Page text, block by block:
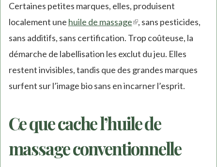
Certaines petites marques, elles, produisent
localement une huile de massage(link
is
external)
, sans pesticides,
sans additifs, sans certification. Trop coûteuse, la
démarche de labellisation les exclut du jeu. Elles
restent invisibles, tandis que des grandes marques
surfent sur l’image bio sans en incarner l’esprit.
Ce que cache l’huile de
massage conventionnelle